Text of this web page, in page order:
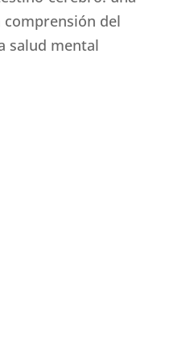
del
salud mental